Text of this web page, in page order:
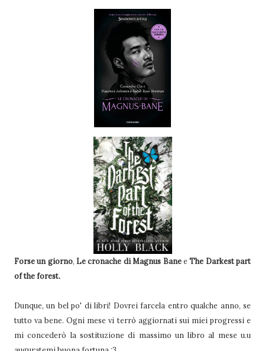
Forse un giorno, Le cronache di Magnus BaneeThe Darkest part
of the forest.
Dunque, un bel po' di libri! Dovrei farcela entro qualche anno, se
tutto va bene. Ogni mese vi terrò aggiornati sui miei progressi e
mi concederò la sostituzione di massimo un libro al mese u.u